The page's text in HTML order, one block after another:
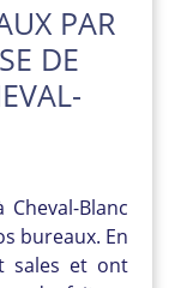
PAR
DE
Blanc
bureaux. En
sales et ont